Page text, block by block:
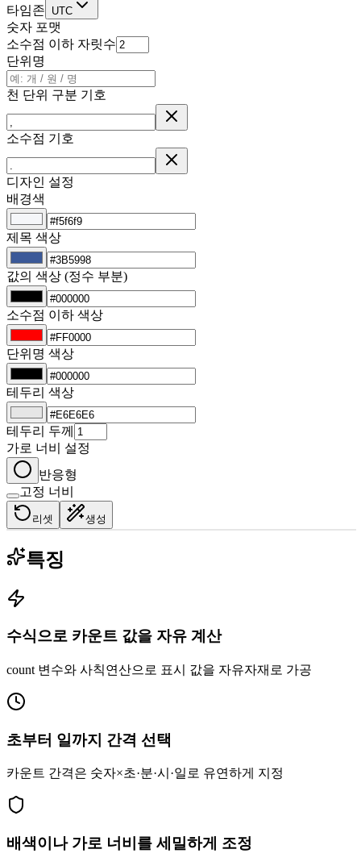
타임존 UTC
숫자 포맷
소수점 이하 자릿수
단위명
천 단위 구분 기호
소수점 기호
디자인 설정
배경색
제목 색상
값의 색상 (정수 부분)
소수점 이하 색상
단위명 색상
테두리 색상
테두리 두께
가로 너비 설정
반응형
고정 너비
리셋 생성
특징
수식으로 카운트 값을 자유 계산
count 변수와 사칙연산으로 표시 값을 자유자재로 가공
초부터 일까지 간격 선택
카운트 간격은 숫자×초·분·시·일로 유연하게 지정
배색이나 가로 너비를 세밀하게 조정